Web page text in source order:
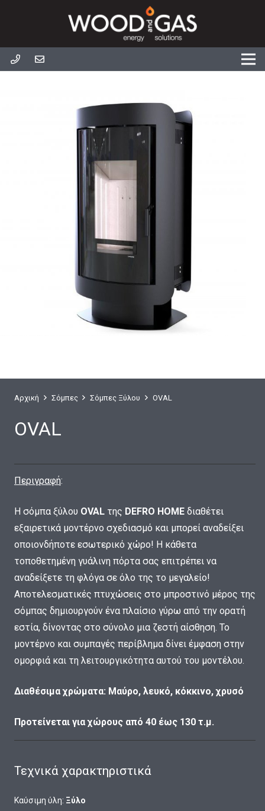
Αρχική Σόμπες Σόμπες Ξύλου OVAL
OVAL
Περιγραφή:
Η σόμπα ξύλου OVAL της DEFRO HOME διαθέτει
εξαιρετικά μοντέρνο σχεδιασμό και μπορεί αναδείξει
οποιονδήποτε εσωτερικό χώρο! Η κάθετα
τοποθετημένη γυάλινη πόρτα σας επιτρέπει να
αναδείξετε τη φλόγα σε όλο της το μεγαλείο!
Αποτελεσματικές πτυχώσεις στο μπροστινό μέρος της
σόμπας δημιουργούν ένα πλαίσιο γύρω από την ορατή
εστία, δίνοντας στο σύνολο μια ζεστή αίσθηση. Το
μοντέρνο και συμπαγές περίβλημα δίνει έμφαση στην
ομορφιά και τη λειτουργικότητα αυτού του μοντέλου.
Διαθέσιμα χρώματα: Μαύρο, λευκό, κόκκινο, χρυσό
Προτείνεται για χώρους από 40 έως 130 τ.μ.
Τεχνικά χαρακτηριστικά
Καύσιμη ύλη: Ξύλο